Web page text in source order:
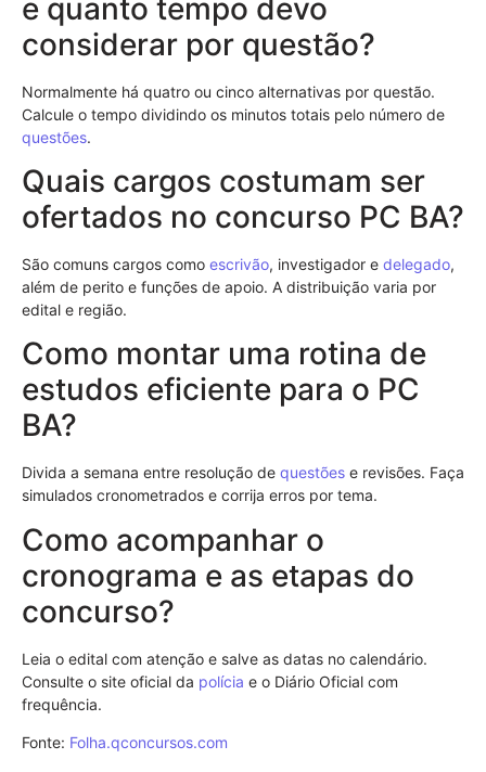
e quanto tempo devo
considerar por questão?
Normalmente há quatro ou cinco alternativas por questão.
Calcule o tempo dividindo os minutos totais pelo número de
questões.
Quais cargos costumam ser
ofertados no concurso PC BA?
São comuns cargos como escrivão, investigador e delegado,
além de perito e funções de apoio. A distribuição varia por
edital e região.
Como montar uma rotina de
estudos eficiente para o PC
BA?
Divida a semana entre resolução de questões e revisões. Faça
simulados cronometrados e corrija erros por tema.
Como acompanhar o
cronograma e as etapas do
concurso?
Leia o edital com atenção e salve as datas no calendário.
Consulte o site oficial da polícia e o Diário Oficial com
frequência.
Fonte: Folha.qconcursos.com